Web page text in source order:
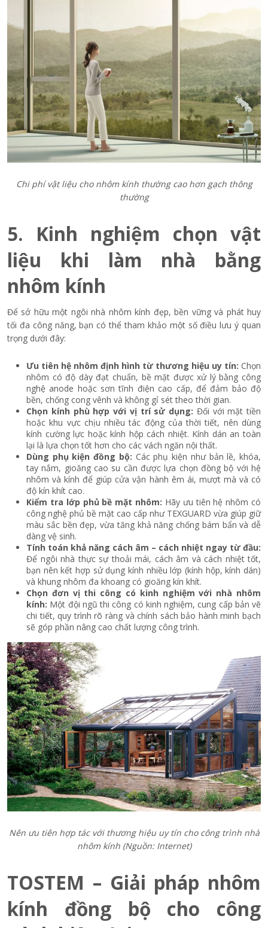
Chi phí vật liệu cho nhôm kính thường cao hơn gạch thông
thường
5. Kinh nghiệm chọn vật
liệu khi làm nhà bằng
nhôm kính
Để sở hữu một ngôi nhà nhôm kính đẹp, bền vững và phát huy
tối đa công năng, bạn có thể tham khảo một số điều lưu ý quan
trọng dưới đây:
Ưu tiên hệ nhôm định hình từ thương hiệu uy tín: Chọn
nhôm có độ dày đạt chuẩn, bề mặt được xử lý bằng công
nghệ anode hoặc sơn tĩnh điện cao cấp, để đảm bảo độ
bền, chống cong vênh và không gỉ sét theo thời gian.
Chọn kính phù hợp với vị trí sử dụng: Đối với mặt tiền
hoặc khu vực chịu nhiều tác động của thời tiết, nên dùng
kính cường lực hoặc kính hộp cách nhiệt. Kính dán an toàn
lại là lựa chọn tốt hơn cho các vách ngăn nội thất.
Dùng phụ kiện đồng bộ: Các phụ kiện như bản lề, khóa,
tay nắm, gioăng cao su cần được lựa chọn đồng bộ với hệ
nhôm và kính để giúp cửa vận hành êm ái, mượt mà và có
độ kín khít cao.
Kiểm tra lớp phủ bề mặt nhôm: Hãy ưu tiên hệ nhôm có
công nghệ phủ bề mặt cao cấp như TEXGUARD vừa giúp giữ
màu sắc bền đẹp, vừa tăng khả năng chống bám bẩn và dễ
dàng vệ sinh.
Tính toán khả năng cách âm – cách nhiệt ngay từ đầu:
Để ngôi nhà thực sự thoải mái, cách âm và cách nhiệt tốt,
bạn nên kết hợp sử dụng kính nhiều lớp (kính hộp, kính dán)
và khung nhôm đa khoang có gioăng kín khít.
Chọn đơn vị thi công có kinh nghiệm với nhà nhôm
kính: Một đội ngũ thi công có kinh nghiệm, cung cấp bản vẽ
chi tiết, quy trình rõ ràng và chính sách bảo hành minh bạch
sẽ góp phần nâng cao chất lượng công trình.
Nên ưu tiên hợp tác với thương hiệu uy tín cho công trình nhà
nhôm kính (Nguồn: Internet)
TOSTEM – Giải pháp nhôm
kính đồng bộ cho công